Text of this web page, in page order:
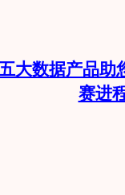
大数据产品助
赛进